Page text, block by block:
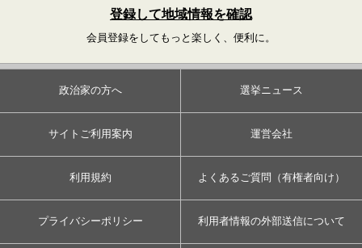
登録して地域情報を確認
会員登録をしてもっと楽しく、便利に。
政治家の方へ 選挙ニュース
サイトご利用案内 運営会社
利用規約 よくあるご質問（有権者向け）
プライバシーポリシー 利用者情報の外部送信について